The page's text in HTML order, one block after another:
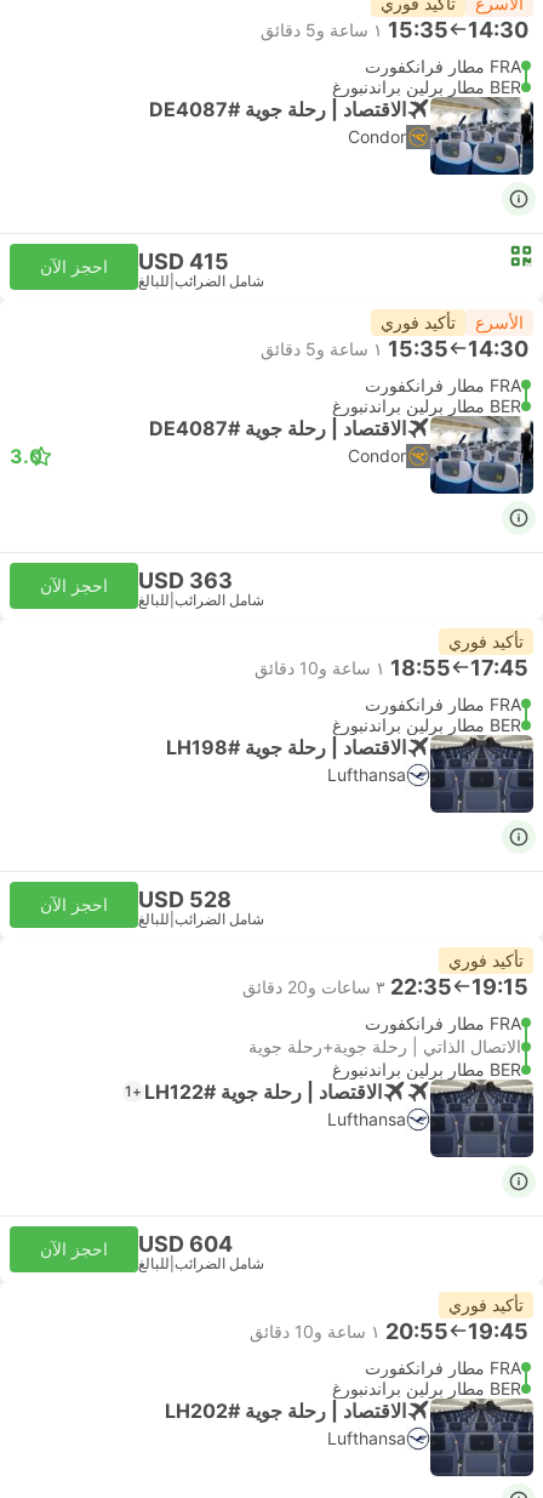
14:30
15:35 ١ ساعة و‫5 دقائق
FRA مطار فرانكفورت
BER مطار برلين براندنبورغ
الاقتصاد | رحلة جوية #DE4087
Condor
USD 415
شامل الضرائب للبالغ
احجز الآن
الأسرع تأكيد فوري
14:30
15:35 ١ ساعة و‫5 دقائق
FRA مطار فرانكفورت
BER مطار برلين براندنبورغ
الاقتصاد | رحلة جوية #DE4087
Condor
3.0
USD 363
شامل الضرائب للبالغ
احجز الآن
تأكيد فوري
17:45
18:55 ١ ساعة و‫10 دقائق
FRA مطار فرانكفورت
BER مطار برلين براندنبورغ
الاقتصاد | رحلة جوية #LH198
Lufthansa
USD 528
شامل الضرائب للبالغ
احجز الآن
تأكيد فوري
19:15
22:35 ٣ ساعات و‫20 دقائق
FRA مطار فرانكفورت
الاتصال الذاتي | رحلة جوية+رحلة جوية
BER مطار برلين براندنبورغ
الاقتصاد | رحلة جوية #LH122 +1
Lufthansa
USD 604
شامل الضرائب للبالغ
احجز الآن
تأكيد فوري
19:45
20:55 ١ ساعة و‫10 دقائق
FRA مطار فرانكفورت
BER مطار برلين براندنبورغ
الاقتصاد | رحلة جوية #LH202
Lufthansa